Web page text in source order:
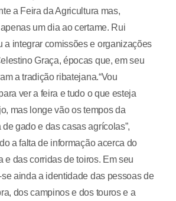
a Feira da Agricultura mas,
um dia ao certame. Rui
a integrar comissões e organizações
Graça, épocas que, em seu
a tradição ribatejana.“Vou
ver a feira e tudo o que esteja
mas longe vão os tempos da
gado e das casas agrícolas”,
a falta de informação acerca do
e das corridas de toiros. Em seu
ainda a identidade das pessoas de
dos campinos e dos touros e a